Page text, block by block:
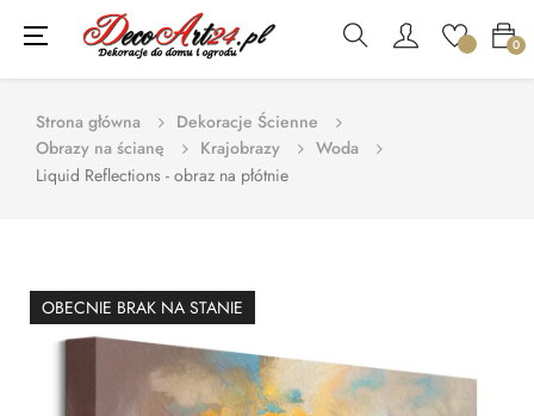
0
Toggle
navigation
☰
Strona główna
Dekoracje Ścienne
Obrazy na ścianę
Krajobrazy
Woda
Liquid Reflections - obraz na płótnie
OBECNIE BRAK NA STANIE